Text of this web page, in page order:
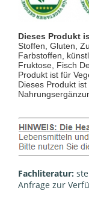
Dieses Produkt
Stoffen, Gluten,
Farbstoffen,
Fruktose, Fisch
Produkt ist für
Dieses Produkt
Fachliteratur:
Anfrage zur